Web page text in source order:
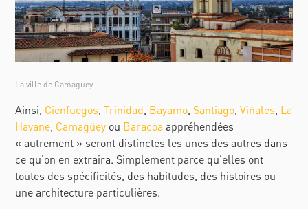
La ville de Camagüey
Ainsi, Cienfuegos ,Trinidad Bayamo Santiago ,Viñales La
Havane Camagüey ou Baracoa appréhendées
« autrement » seront distinctes les unes des autres dans
ce qu'on en extraira. Simplement parce qu'elles ont
toutes des spécificités, des habitudes, des histoires ou
une architecture particulières.